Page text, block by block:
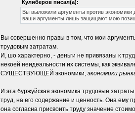
Кулиберов писал(а):
Вы выложили аргументы против экономики
ваши аргументы лишь защищают мою
Вы совершенно правы в том, что мои
трудовым затратам.
И, шо характерно, - деньги не привязаны к
некоей неидеальности их системы, как
СУЩЕСТВУЮЩЕЙ экономики, экономики
И эта буржуйская экономика трудовые
труд, на его содержание и ценность. Она ему
она согласна присвоить труду значение